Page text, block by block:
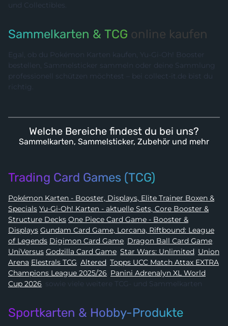
und Collectibles.
Sammelkarten & TCG online kaufen
Egal, ob du Pokémon Karten kaufen, Yu-Gi-Oh! Booster
bestellen, Sammelsticker sammeln oder deine Sammlung
professionell schützen möchtest – bei collect-it.de bist du
richtig.
Welche Bereiche findest du bei uns?
Sammelkarten, Sammelsticker, Zubehör und mehr
Trading Card Games (TCG)
Pokémon Karten - Booster, Displays, Elite Trainer Boxen &
Specials Yu-Gi-Oh! Karten - aktuelle Sets, Core Booster &
Structure Decks One Piece Card Game - Booster &
Displays Gundam Card Game, Lorcana, Riftbound: League
of Legends
Digimon Card Game, Dragon Ball Card Game,
UniVersus
Godzilla Card Game, Star Wars: Unlimited, Union
Arena
Elestrals TCG, Altered, Topps UCC Match Attax EXTRA
Champions League 2025/26, Panini Adrenalyn XL World
Cup 2026, sowie viele weitere TCG- und Sammelkarten
Sportkarten & Hobby-Produkte